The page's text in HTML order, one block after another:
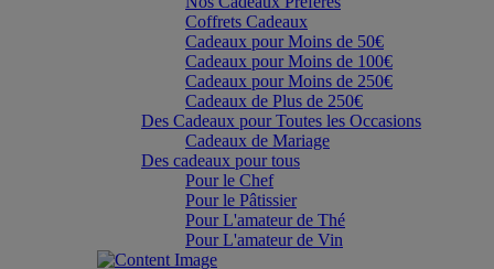
Coffrets Cadeaux
Cadeaux pour Moins de 50€
Cadeaux pour Moins de 100€
Cadeaux pour Moins de 250€
Cadeaux de Plus de 250€
Des Cadeaux pour Toutes les Occasions
Cadeaux de Mariage
Des cadeaux pour tous
Pour le Chef
Pour le Pâtissier
Pour L'amateur de Thé
Pour L'amateur de Vin